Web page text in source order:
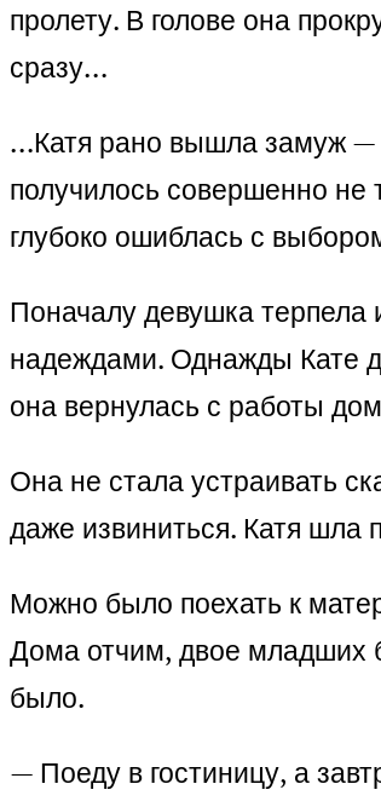
пролету. В голове она
сразу…
…Катя рано вышла замуж —
получилось совершенно не
глубоко ошиблась с
Поначалу девушка терпела
надеждами. Однажды Кате
она вернулась с работы
Она не стала устраивать
даже извиниться. Катя шла
Можно было поехать к
Дома отчим, двое младших
было.
— Поеду в гостиницу, а